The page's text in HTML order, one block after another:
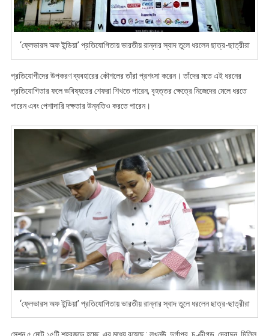
‘ফ্লেভারস অফ ইন্ডিয়া’ প্রতিযোগিতায় ভারতীয় রান্নার স্বাদ তুলে ধরলেন ছাত্র-ছাত্রীরা
প্রতিযোগীদের উপকরণ ব্যবহারের কৌশলের তাঁরা প্রশংসা করেন। তাঁদের মতে এই ধরনের
প্রতিযোগিতার ফলে ভবিষ্যতের শেফরা শিখতে পারেন, বৃহত্তর ক্ষেত্রে নিজেদের মেলে ধরতে
পারেন এবং পেশাদারি দক্ষতার উন্নতিও করতে পারেন।
‘ফ্লেভারস অফ ইন্ডিয়া’ প্রতিযোগিতায় ভারতীয় রান্নার স্বাদ তুলে ধরলেন ছাত্র-ছাত্রীরা